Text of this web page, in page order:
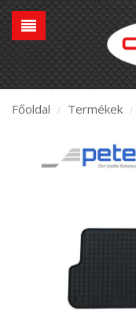
Főoldal / Termékek /